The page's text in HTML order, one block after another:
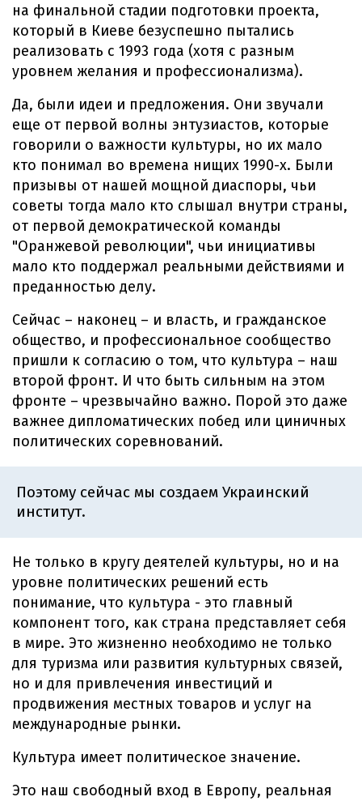
на финальной стадии подготовки проекта,
который в Киеве безуспешно пытались
реализовать с 1993 года (хотя с разным
уровнем желания и профессионализма).
Да, были идеи и предложения. Они звучали
еще от первой волны энтузиастов, которые
говорили о важности культуры, но их мало
кто понимал во времена нищих 1990-х. Были
призывы от нашей мощной диаспоры, чьи
советы тогда мало кто слышал внутри страны,
от первой демократической команды
"Оранжевой революции", чьи инициативы
мало кто поддержал реальными действиями и
преданностью делу.
Сейчас – наконец – и власть, и гражданское
общество, и профессиональное сообщество
пришли к согласию о том, что культура – наш
второй фронт. И что быть сильным на этом
фронте – чрезвычайно важно. Порой это даже
важнее дипломатических побед или циничных
политических соревнований.
Поэтому сейчас мы создаем Украинский
институт.
Не только в кругу деятелей культуры, но и на
уровне политических решений есть
понимание, что культура - это главный
компонент того, как страна представляет себя
в мире. Это жизненно необходимо не только
для туризма или развития культурных связей,
но и для привлечения инвестиций и
продвижения местных товаров и услуг на
международные рынки.
Культура имеет политическое значение.
Это наш свободный вход в Европу, реальная